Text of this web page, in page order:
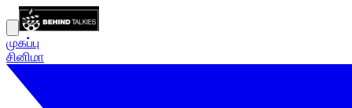
முகப்பு
சினிமா